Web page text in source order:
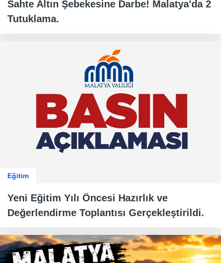
Sahte Altın Şebekesine Darbe! Malatya'da 2
Tutuklama.
Eğitim
Yeni Eğitim Yılı Öncesi Hazırlık ve
Değerlendirme Toplantısı Gerçekleştirildi.